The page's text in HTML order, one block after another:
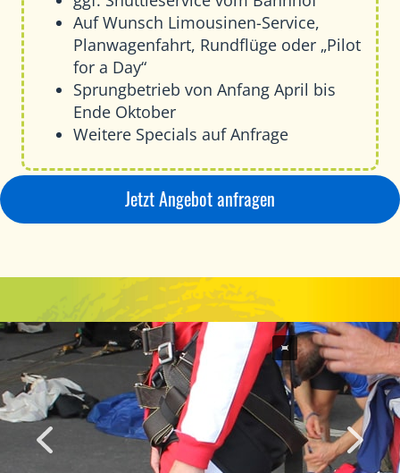
Auf Wunsch Limousinen-Service,
Planwagenfahrt, Rundflüge oder „Pilot
for a Day“
Sprungbetrieb von Anfang April bis
Ende Oktober
Weitere Specials auf Anfrage
Jetzt Angebot anfragen